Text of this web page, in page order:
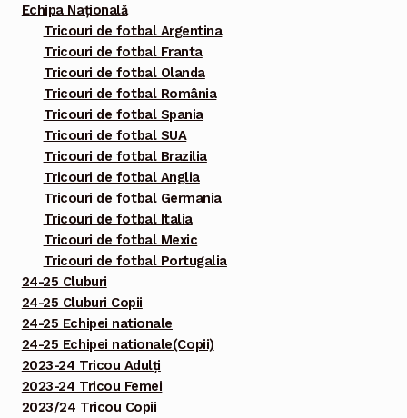
Echipa Națională
Tricouri de fotbal Argentina
Tricouri de fotbal Franta
Tricouri de fotbal Olanda
Tricouri de fotbal România
Tricouri de fotbal Spania
Tricouri de fotbal SUA
Tricouri de fotbal Brazilia
Tricouri de fotbal Anglia
Tricouri de fotbal Germania
Tricouri de fotbal Italia
Tricouri de fotbal Mexic
Tricouri de fotbal Portugalia
24-25 Cluburi
24-25 Cluburi Copii
24-25 Echipei nationale
24-25 Echipei nationale(Copii)
2023-24 Tricou Adulți
2023-24 Tricou Femei
2023/24 Tricou Copii